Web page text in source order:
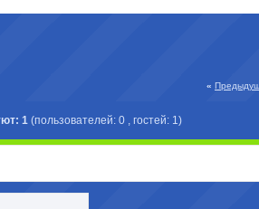
«
1 (пользователей: 0 , гостей: 1)